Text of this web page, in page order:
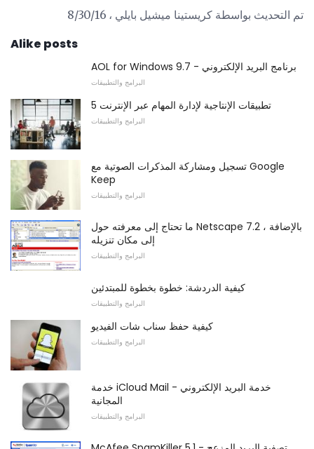
تم التحديث بواسطة كريستينا ميشيل بايلي ، 8/30/16
Alike posts
AOL for Windows 9.7 - برنامج البريد الإلكتروني
البرامج والتطبيقات
5 تطبيقات الإنتاجية لإدارة المهام عبر الإنترنت
البرامج والتطبيقات
تسجيل ومشاركة المذكرات الصوتية مع Google
Keep
البرامج والتطبيقات
ما تحتاج إلى معرفته حول Netscape 7.2 ، بالإضافة
إلى مكان تنزيله
البرامج والتطبيقات
كيفية الدردشة: خطوة بخطوة للمبتدئين
البرامج والتطبيقات
كيفية حفظ سناب شات الفيديو
البرامج والتطبيقات
خدمة iCloud Mail - خدمة البريد الإلكتروني
المجانية
البرامج والتطبيقات